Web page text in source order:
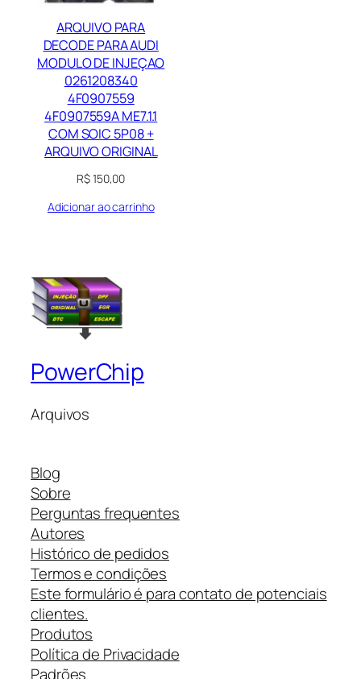
ARQUIVO PARA
DECODE PARA AUDI
MODULO DE INJEÇAO
0261208340
4F0907559
4F0907559A ME7.1.1
COM SOIC 5P08 +
ARQUIVO ORIGINAL
R$150,00
Adicionar ao carrinho
PowerChip
Arquivos
Blog
Sobre
Perguntas frequentes
Autores
Histórico de pedidos
Termos e condições
Este formulário é para contato de potenciais
clientes.
Produtos
Política de Privacidade
Padrões